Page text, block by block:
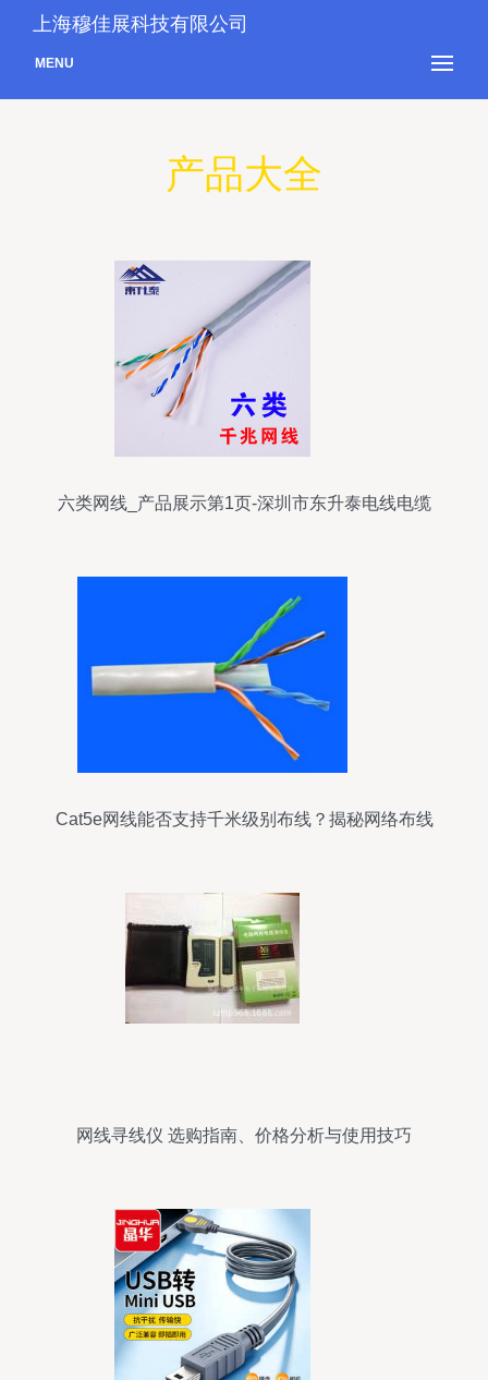
上海穆佳展科技有限公司
MENU
产品大全
六类网线_产品展示第1页-深圳市东升泰电线电缆
Cat5e网线能否支持千米级别布线？揭秘网络布线
网线寻线仪 选购指南、价格分析与使用技巧